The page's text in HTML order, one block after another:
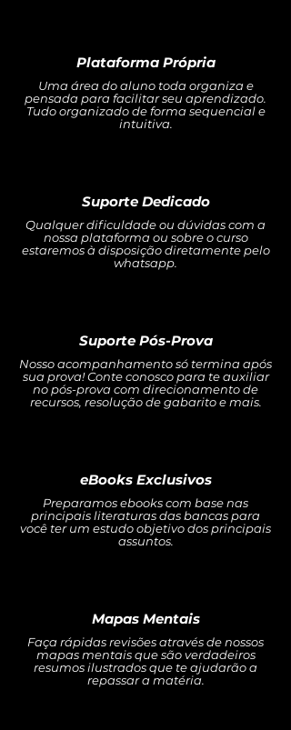
Plataforma Própria
Uma área do aluno toda organiza e
pensada para facilitar seu aprendizado.
Tudo organizado de forma sequencial e
intuitiva.
Suporte Dedicado
Qualquer dificuldade ou dúvidas com a
nossa plataforma ou sobre o curso
estaremos à disposição diretamente pelo
whatsapp.
Suporte Pós-Prova
Nosso acompanhamento só termina após
sua prova! Conte conosco para te auxiliar
no pós-prova com direcionamento de
recursos, resolução de gabarito e mais.
eBooks Exclusivos
Preparamos ebooks com base nas
principais literaturas das bancas para
você ter um estudo objetivo dos principais
assuntos.
Mapas Mentais
Faça rápidas revisões através de nossos
mapas mentais que são verdadeiros
resumos ilustrados que te ajudarão a
repassar a matéria.